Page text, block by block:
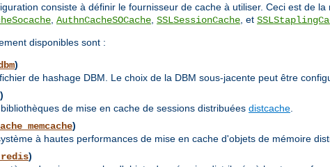
consiste à définir le fournisseur de cache à utiliser. Ceci est de
AuthnCacheSOCache SSLSessionCache , et
disponibles sont :
)
de hashage DBM. Le choix de la DBM sous-jacente peut être
)
de mise en cache de sessions distribuées distcache
)
à hautes performances de mise en cache d'objets de mémoire
)